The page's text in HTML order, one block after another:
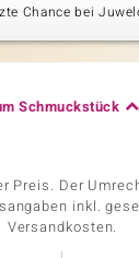
Chance bei
Schmuckstück
Preis. Der
inkl.
Versandkosten.